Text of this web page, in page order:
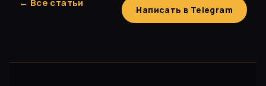
← Все статьи
Написать в Telegram